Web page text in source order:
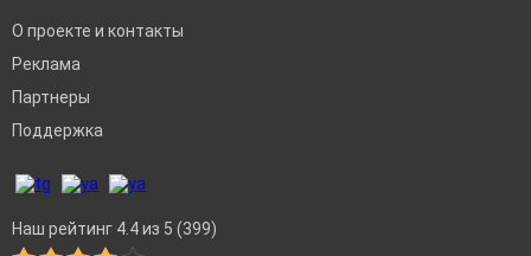
О проекте и контакты
Реклама
Партнеры
Поддержка
Наш рейтинг 4.4 из 5 (399)